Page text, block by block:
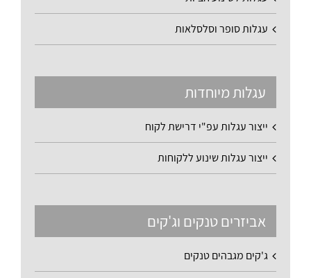
עגלות סופר וסלסלאות
עגלות מיוחדות
ייצור עגלות עפ"י דרישת לקוח
ייצור עגלות שינוע ללקוחות
אביזרים טנקים וג'קים
ג'קים מגבהים טנקים